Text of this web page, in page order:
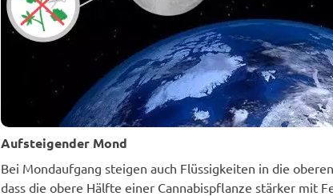
Aufsteigender Mond
Bei Mondaufgang steigen auch Flüssigkeiten in die
dass die obere Hälfte einer Cannabispflanze stärker mit